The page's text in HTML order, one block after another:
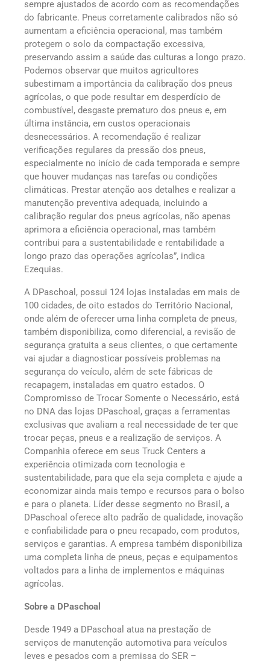
sempre ajustados de acordo com as recomendações
do fabricante. Pneus corretamente calibrados não só
aumentam a eficiência operacional, mas também
protegem o solo da compactação excessiva,
preservando assim a saúde das culturas a longo prazo.
Podemos observar que muitos agricultores
subestimam a importância da calibração dos pneus
agrícolas, o que pode resultar em desperdício de
combustível, desgaste prematuro dos pneus e, em
última instância, em custos operacionais
desnecessários. A recomendação é realizar
verificações regulares da pressão dos pneus,
especialmente no início de cada temporada e sempre
que houver mudanças nas tarefas ou condições
climáticas. Prestar atenção aos detalhes e realizar a
manutenção preventiva adequada, incluindo a
calibração regular dos pneus agrícolas, não apenas
aprimora a eficiência operacional, mas também
contribui para a sustentabilidade e rentabilidade a
longo prazo das operações agrícolas”, indica
Ezequias.
A DPaschoal, possui 124 lojas instaladas em mais de
100 cidades, de oito estados do Território Nacional,
onde além de oferecer uma linha completa de pneus,
também disponibiliza, como diferencial, a revisão de
segurança gratuita a seus clientes, o que certamente
vai ajudar a diagnosticar possíveis problemas na
segurança do veículo, além de sete fábricas de
recapagem, instaladas em quatro estados. O
Compromisso de Trocar Somente o Necessário, está
no DNA das lojas DPaschoal, graças a ferramentas
exclusivas que avaliam a real necessidade de ter que
trocar peças, pneus e a realização de serviços. A
Companhia oferece em seus Truck Centers a
experiência otimizada com tecnologia e
sustentabilidade, para que ela seja completa e ajude a
economizar ainda mais tempo e recursos para o bolso
e para o planeta. Líder desse segmento no Brasil, a
DPaschoal oferece alto padrão de qualidade, inovação
e confiabilidade para o pneu recapado, com produtos,
serviços e garantias. A empresa também disponibiliza
uma completa linha de pneus, peças e equipamentos
voltados para a linha de implementos e máquinas
agrícolas.
Sobre a DPaschoal
Desde 1949 a DPaschoal atua na prestação de
serviços de manutenção automotiva para veículos
leves e pesados com a premissa do SER –